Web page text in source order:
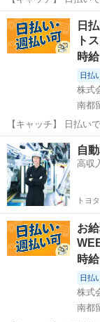
フ」【未経験でも活
活かせる!高時給1220円！ 【コメント】 弊社なら事前の職
数！お仕事安心スタ...
山梨 南都留郡
日
ト
時
日払
株式
南都
【キャッチ】 日払い
フ」【未経験でも活
ル活かせる！高時給1220円！ 【コメント】 製造
経験で働いてみたい
山梨 南都留郡
自
高収
トヨ
お
時
日払
株式
南都